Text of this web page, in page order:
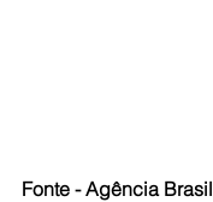
Fonte - Agência Brasil